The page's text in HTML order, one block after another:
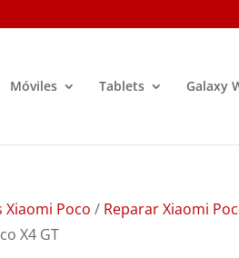
Móviles Tablets Galaxy
Xiaomi Poco / Reparar Xiaomi
X4 GT